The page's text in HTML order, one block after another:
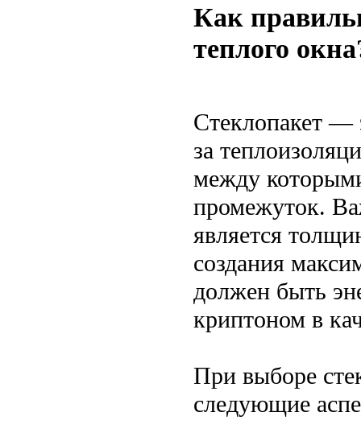
Как
теплого
Стеклопакет —
за
между
промежуток.
является
создания
должен быть
криптоном в
При выборе
следующие